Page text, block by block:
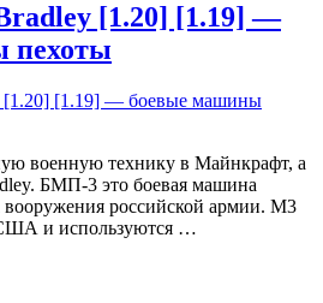
[1.20] [1.19] —
пехоты
военную технику в Майнкрафт, а
БМП-3 это боевая машина
вооружения российской армии. М3
и используются …